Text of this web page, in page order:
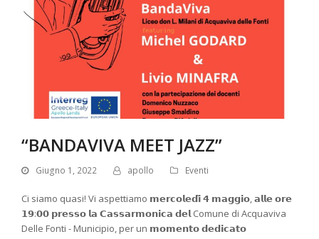
“BANDAVIVA MEET JAZZ”
Giugno 1, 2022 apollo Eventi
Ci siamo quasi! Vi aspettiamo 𝗺𝗲𝗿𝗰𝗼𝗹𝗲𝗱𝗶̀ 𝟰 𝗺𝗮𝗴𝗴𝗶𝗼, 𝗮𝗹𝗹𝗲 𝗼𝗿𝗲
𝟭𝟵:𝟬𝟬 𝗽𝗿𝗲𝘀𝘀𝗼 𝗹𝗮 𝗖𝗮𝘀𝘀𝗮𝗿𝗺𝗼𝗻𝗶𝗰𝗮 𝗱𝗲𝗹 Comune di Acquaviva
Delle Fonti - Municipio, per un 𝗺𝗼𝗺𝗲𝗻𝘁𝗼 𝗱𝗲𝗱𝗶𝗰𝗮𝘁𝗼